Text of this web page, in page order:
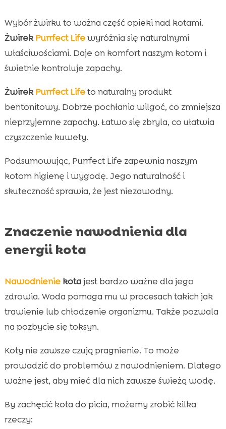
Wybór żwirku to ważna część opieki nad kotami.
ŻwirekPurrfect Lifewyróżnia się naturalnymi
właściwościami. Daje on komfort naszym kotom i
świetnie kontroluje zapachy.
ŻwirekPurrfect Lifeto naturalny produkt
bentonitowy. Dobrze pochłania wilgoć, co zmniejsza
nieprzyjemne zapachy. Łatwo się zbryla, co ułatwia
czyszczenie kuwety.
Podsumowując, Purrfect Life zapewnia naszym
kotom higienę i wygodę. Jego naturalność i
skuteczność sprawia, że jest niezawodny.
Znaczenie nawodnienia dla
energii kota
Nawodnieniekotajest bardzo ważne dla jego
zdrowia. Woda pomaga mu w procesach takich jak
trawienie lub chłodzenie organizmu. Także pozwala
na pozbycie się toksyn.
Koty nie zawsze czują pragnienie. To może
prowadzić do problemów z nawodnieniem. Dlatego
ważne jest, aby mieć dla nich zawsze świeżą wodę.
By zachęcić kota do picia, możemy zrobić kilka
rzeczy: